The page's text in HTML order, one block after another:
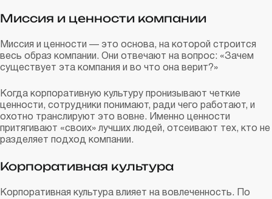
Миссия и ценности компании
Миссия и ценности — это основа, на которой строится
весь образ компании. Они отвечают на вопрос: «Зачем
существует эта компания и во что она верит?»
Когда корпоративную культуру пронизывают четкие
ценности, сотрудники понимают, ради чего работают, и
охотно транслируют это вовне. Именно ценности
притягивают «своих» лучших людей, отсеивают тех, кто не
разделяет подход компании.
Корпоративная культура
Корпоративная культура влияет на вовлеченность. По